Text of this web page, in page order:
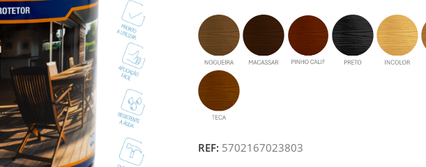
REF: 5702167023803